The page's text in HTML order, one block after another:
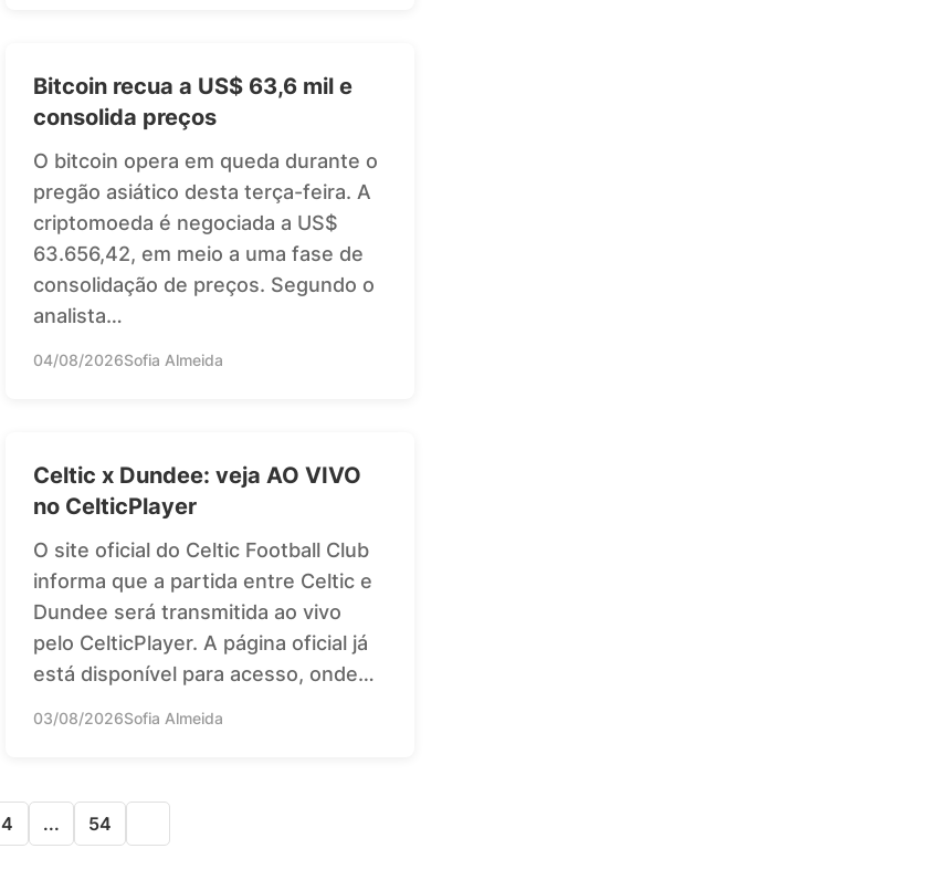
Bitcoin recua a US$ 63,6 mil e
consolida preços
O bitcoin opera em queda durante o
pregão asiático desta terça-feira. A
criptomoeda é negociada a US$
63.656,42, em meio a uma fase de
consolidação de preços. Segundo o
analista…
04/08/2026Sofia Almeida
Celtic x Dundee: veja AO VIVO
no CelticPlayer
O site oficial do Celtic Football Club
informa que a partida entre Celtic e
Dundee será transmitida ao vivo
pelo CelticPlayer. A página oficial já
está disponível para acesso, onde…
03/08/2026Sofia Almeida
4 ... 54